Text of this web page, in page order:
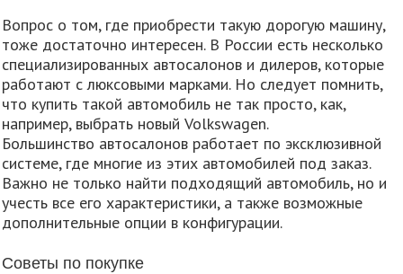
Вопрос о том, где приобрести такую дорогую машину,
тоже достаточно интересен. В России есть несколько
специализированных автосалонов и дилеров, которые
работают с люксовыми марками. Но следует помнить,
что купить такой автомобиль не так просто, как,
например, выбрать новый Volkswagen.
Большинство автосалонов работает по эксклюзивной
системе, где многие из этих автомобилей под заказ.
Важно не только найти подходящий автомобиль, но и
учесть все его характеристики, а также возможные
дополнительные опции в конфигурации.
Советы по покупке